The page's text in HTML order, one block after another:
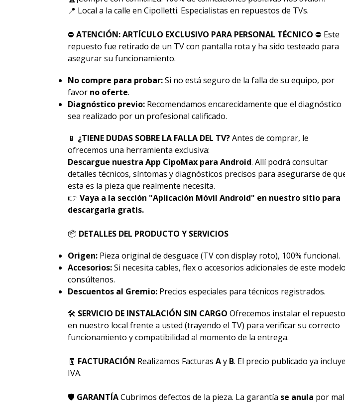
📍 Local a la calle en Cipolletti. Especialistas en repuestos de TVs.
⛔ ATENCIÓN: ARTÍCULO EXCLUSIVO PARA PERSONAL TÉCNICO ⛔ Este
repuesto fue retirado de un TV con pantalla rota y ha sido testeado para
asegurar su funcionamiento.
No compre para probar:Si no está seguro de la falla de su equipo, por
favor no oferte.
Diagnóstico previo:Recomendamos encarecidamente que el diagnóstico
sea realizado por un profesional calificado.
📱 ¿TIENE DUDAS SOBRE LA FALLA DEL TV?Antes de comprar, le
ofrecemos una herramienta exclusiva:
Descargue nuestra App CipoMax para Android. Allí podrá consultar
detalles técnicos, síntomas y diagnósticos precisos para asegurarse de
esta es la pieza que realmente necesita.
👉 Vaya a la sección "Aplicación Móvil Android" en nuestro sitio para
descargarla gratis.
📦 DETALLES DEL PRODUCTO Y SERVICIOS
Origen:Pieza original de desguace (TV con display roto), 100% funcional.
Accesorios:Si necesita cables, flex o accesorios adicionales de este
consúltenos.
Descuentos al Gremio:Precios especiales para técnicos registrados.
🛠 SERVICIO DE INSTALACIÓN SIN CARGO Ofrecemos instalar el repuesto
en nuestro local frente a usted (trayendo el TV) para verificar su correcto
funcionamiento y compatibilidad al momento de la entrega.
🧾 FACTURACIÓN Realizamos Facturas Ay B. El precio publicado ya incluye
IVA.
🛡 GARANTÍACubrimos defectos de la pieza. La garantía se anula por mal